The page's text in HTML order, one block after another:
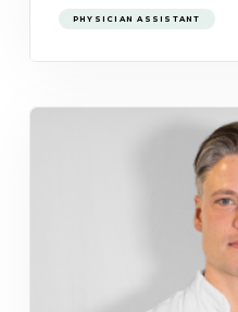
PHYSICIAN ASSISTANT